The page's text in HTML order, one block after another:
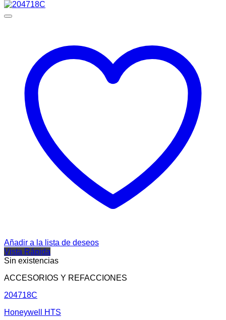
Añadir a la lista de deseos
Vista Rápida
Sin existencias
ACCESORIOS Y REFACCIONES
204718C
Honeywell HTS